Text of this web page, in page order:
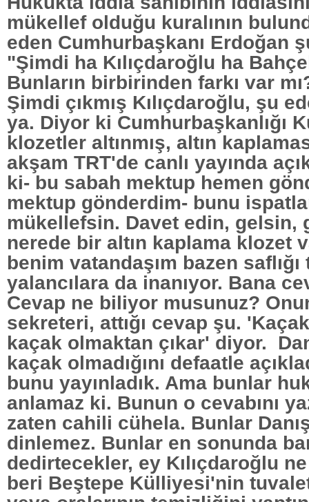
mükellef olduğu kuralının
eden Cumhurbaşkanı Erdoğan
"Şimdi ha Kılıçdaroğlu ha
Bunların birbirinden farkı var
Şimdi çıkmış Kılıçdaroğlu, şu
ya. Diyor ki Cumhurbaşkanlığı
klozetler altınmış, altın
akşam TRT'de canlı yayında
ki- bu sabah mektup hemen
mektup gönderdim- bunu
mükellefsin. Davet edin, gelsin,
nerede bir altın kaplama klozet
benim vatandaşım bazen
yalancılara da inanıyor. Bana
Cevap ne biliyor musunuz?
sekreteri, attığı cevap şu.
kaçak olmaktan çıkar' diyor.
kaçak olmadığını defaatle
bunu yayınladık. Ama bunlar
anlamaz ki. Bunun o cevabını
zaten cahili cühela. Bunlar
dinlemez. Bunlar en sonunda
dedirtecekler, ey Kılıçdaroğlu
beri Beştepe Külliyesi'nin